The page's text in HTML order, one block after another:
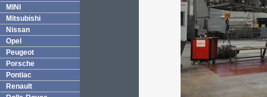
MINI
Mitsubishi
Nissan
Opel
Peugeot
Porsche
Pontiac
Renault